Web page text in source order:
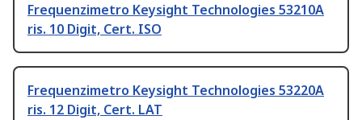
Frequenzimetro Keysight Technologies 53210A
ris. 10 Digit, Cert. ISO
Frequenzimetro Keysight Technologies 53220A
ris. 12 Digit, Cert. LAT